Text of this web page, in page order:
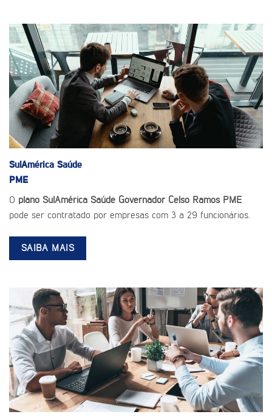
SulAmérica Saúde
PME
O plano SulAmérica Saúde Governador Celso Ramos PME
pode ser contratado por empresas com 3 a 29 funcionários.
SAIBA MAIS